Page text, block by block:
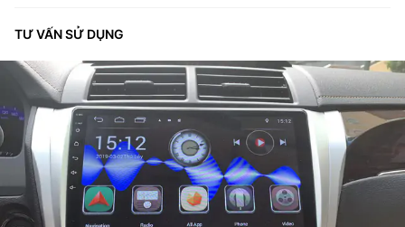
TƯ VẤN SỬ DỤNG